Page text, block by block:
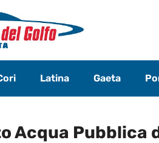
Latina Gaeta
Acqua Pubblica